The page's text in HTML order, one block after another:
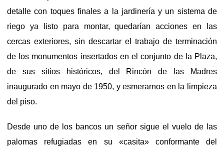
detalle con toques finales a la jardinería y un sistema de
riego ya listo para montar, quedarían acciones en las
cercas exteriores, sin descartar el trabajo de terminación
de los monumentos insertados en el conjunto de la Plaza,
de sus sitios históricos, del Rincón de las Madres
inaugurado en mayo de 1950, y esmerarnos en la limpieza
del piso.
Desde uno de los bancos un señor sigue el vuelo de las
palomas refugiadas en su «casita» conformante del